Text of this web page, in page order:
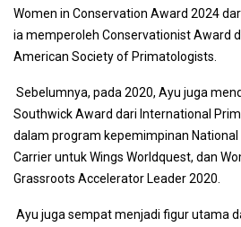
Women in Conservation Award 2024
ia memperoleh Conservationist Award
American Society of Primatologists.
Sebelumnya, pada 2020, Ayu juga
Southwick Award dari International
dalam program kepemimpinan National
Carrier untuk Wings Worldquest, dan
Grassroots Accelerator Leader 2020.
Ayu juga sempat menjadi figur utama